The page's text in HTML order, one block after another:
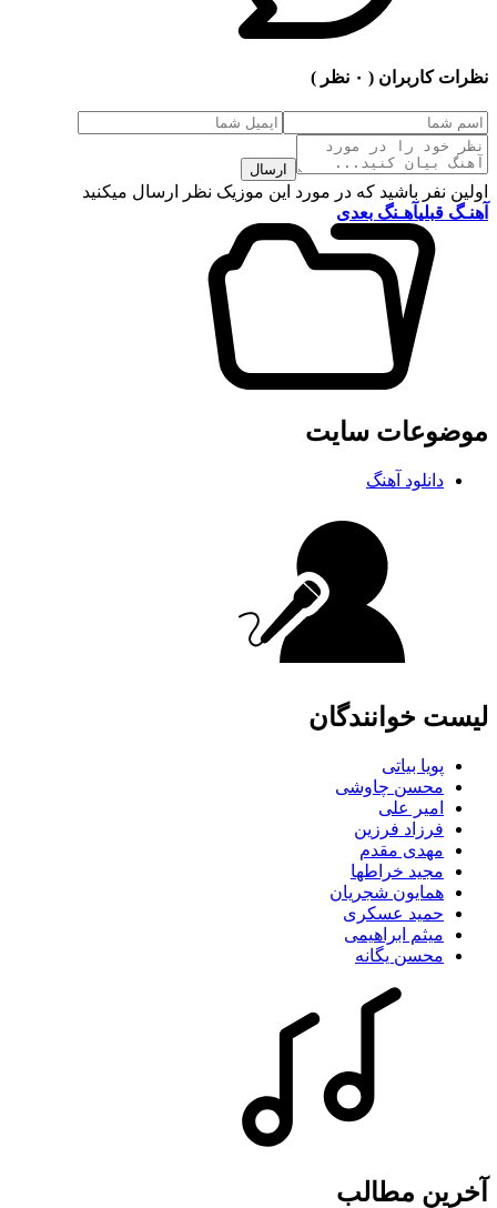
نظرات کاربران ( ۰ نظر )
ارسال
اولین نفر باشید که در مورد این موزیک نظر ارسال میکنید
آهنـگ قبلیآهـنگ بعدی
موضوعات سایت
دانلود آهنگ
لیست خوانندگان
پویا بیاتی
محسن چاوشی
امیر علی
فرزاد فرزین
مهدی مقدم
مجید خراطها
همایون شجریان
حمید عسکری
میثم ابراهیمی
محسن یگانه
آخرین مطالب